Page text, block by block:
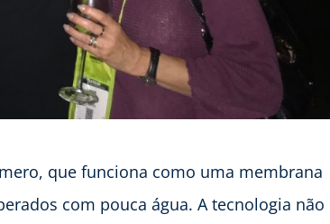
que funciona como uma membrana
com pouca água. A tecnologia não